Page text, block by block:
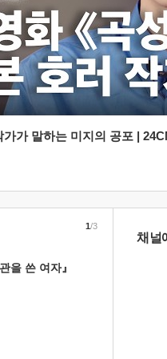
가 말하는 미지의 공포 |
을 쓴 여자』
1/3
채널